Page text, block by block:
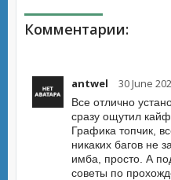
Комментарии:
antwel 30 June
Все отлично
сразу ощутил
Графика топчик,
никаких багов не
имба, просто. А
советы по